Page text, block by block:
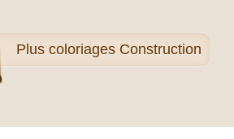
Plus coloriages Construction